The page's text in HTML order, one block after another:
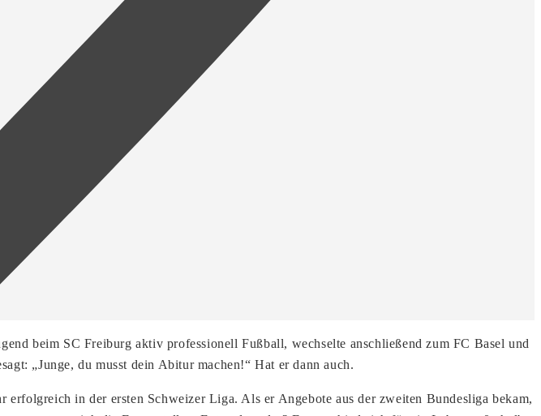
beim SC Freiburg aktiv professionell Fußball, wechselte anschließend zum FC Basel und
„Junge, du musst dein Abitur machen!“ Hat er dann auch.
in der ersten Schweizer Liga. Als er Angebote aus der zweiten Bundesliga bekam,